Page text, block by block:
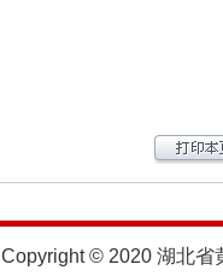
Copyright © 2020 湖北省